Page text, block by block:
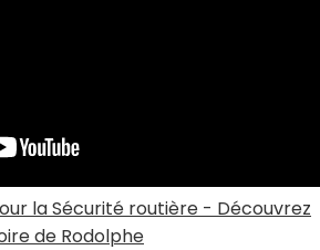
la Sécurité routière - Découvrez
de Rodolphe